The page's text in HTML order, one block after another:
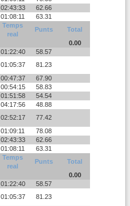
02:43:33
62.66
01:08:11
63.31
Temps
real
Punts
Total
0.00
01:22:40
58.57
01:05:37
81.23
00:47:37
67.90
00:54:15
58.83
01:51:58
54.54
04:17:56
48.88
02:52:17
77.42
01:09:11
78.08
02:43:33
62.66
01:08:11
63.31
Temps
real
Punts
Total
0.00
01:22:40
58.57
01:05:37
81.23